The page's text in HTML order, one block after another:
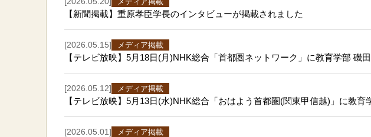
【新聞掲載】重原孝臣学長のインタビューが掲載されました
[2026.05.15] メディア掲載
【テレビ放映】5月18日(月)NHK総合「首都圏ネットワーク」に教育学部 磯
[2026.05.12] メディア掲載
【テレビ放映】5月13日(水)NHK総合「おはよう首都圏(関東甲信越)」に教
[2026.05.01] メディア掲載